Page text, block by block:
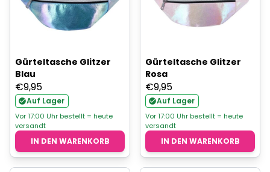
Gürteltasche Glitzer
Blau
€9,95
Auf Lager
Vor 17:00 Uhr bestellt = heute
versandt
IN DEN WARENKORB
Gürteltasche Glitzer
Rosa
€9,95
Auf Lager
Vor 17:00 Uhr bestellt = heute
versandt
IN DEN WARENKORB